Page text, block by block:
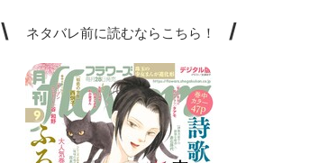
\ ネタバレ前に読むならこちら！ /